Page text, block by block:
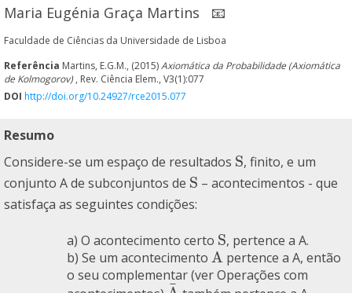
Maria Eugénia Graça Martins 📧
Faculdade de Ciências da Universidade de Lisboa
Referência Martins, E.G.M., (2015)Axiomática da Probabilidade (Axiomática
de Kolmogorov), Rev. Ciência Elem., V3(1):077
DOI http://doi.org/10.24927/rce2015.077
Resumo
Considere-se um espaço de resultados S
S, finito, e um
conjunto A de subconjuntos de S
S – acontecimentos - que
satisfaça as seguintes condições:
a) O acontecimento certo S
S, pertence a A.
b) Se um acontecimento A
A pertence a A, então
o seu complementar (ver Operações com
¯